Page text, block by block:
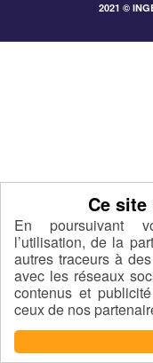
En poursuivant
l’utilisation, de la
autres traceurs à
avec les réseaux
contenus et
ceux de nos
2021 ©